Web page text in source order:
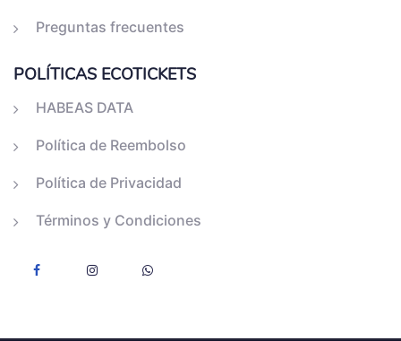
Preguntas frecuentes
POLÍTICAS ECOTICKETS
HABEAS DATA
Política de Reembolso
Política de Privacidad
Términos y Condiciones